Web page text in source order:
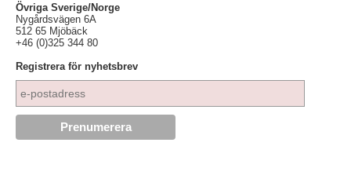
Övriga Sverige/Norge
Nygårdsvägen 6A
512 65 Mjöbäck
+46 (0)325 344 80
Registrera för nyhetsbrev